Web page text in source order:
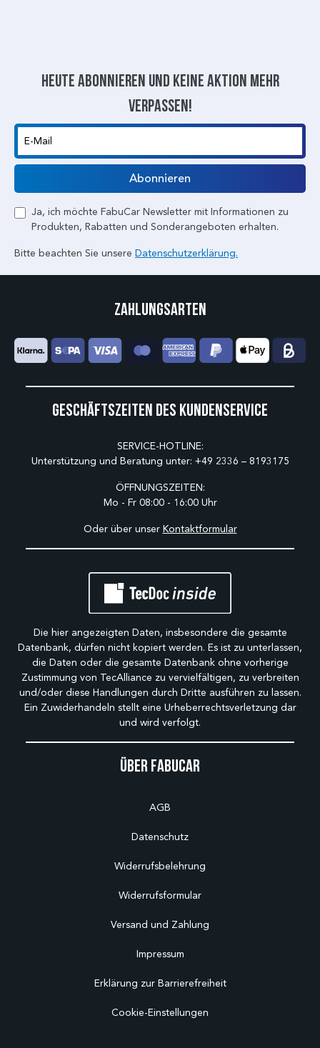
Heute abonnieren und keine aktion mehr
verpassen!
E-Mail
Abonnieren
Ja, ich möchte FabuCar Newsletter mit Informationen zu
Produkten, Rabatten und Sonderangeboten erhalten.
Bitte beachten Sie unsere Datenschutzerklärung.
Über Fabucar
AGB
Datenschutz
Widerrufsbelehrung
Widerrufsformular
Versand und Zahlung
Impressum
Erklärung zur Barrierefreiheit
Cookie-Einstellungen
Geschäftszeiten des Kundenservice
SERVICE-HOTLINE:
Unterstützung und Beratung unter: +49 2336 – 8193175
ÖFFNUNGSZEITEN:
Mo - Fr 08:00 - 16:00 Uhr
Oder über unser Kontaktformular
Zahlungsarten
Die hier angezeigten Daten, insbesondere die gesamte
Datenbank, dürfen nicht kopiert werden. Es ist zu unterlassen,
die Daten oder die gesamte Datenbank ohne vorherige
Zustimmung von TecAlliance zu vervielfältigen, zu verbreiten
und/oder diese Handlungen durch Dritte ausführen zu lassen.
Ein Zuwiderhandeln stellt eine Urheberrechtsverletzung dar
und wird verfolgt.